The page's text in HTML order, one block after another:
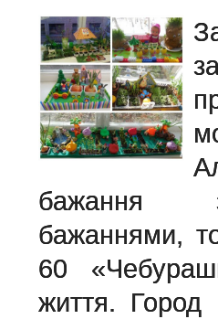
бажання
бажаннями,
60
життя. Город